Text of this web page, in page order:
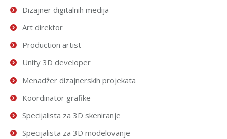
Dizajner digitalnih medija
Art direktor
Production artist
Unity 3D developer
Menadžer dizajnerskih projekata
Koordinator grafike
Specijalista za 3D skeniranje
Specijalista za 3D modelovanje